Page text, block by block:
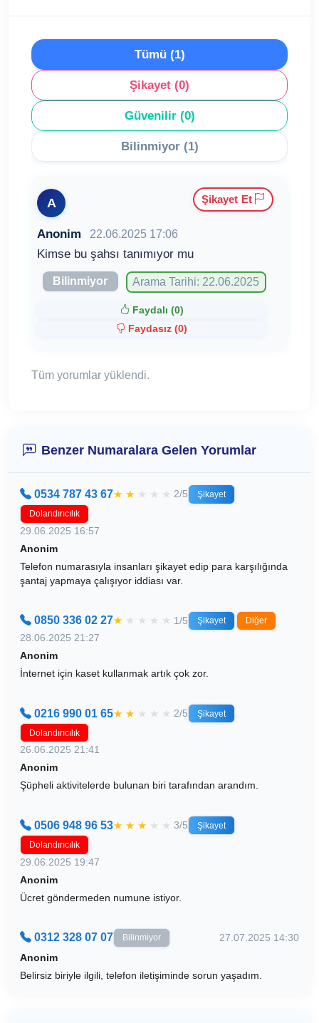
Tümü (1)
Şikayet (0)
Güvenilir (0)
Bilinmiyor (1)
A
Anonim 22.06.2025 17:06
Kimse bu şahsı tanımıyor mu
Bilinmiyor Arama Tarihi: 22.06.2025
Faydalı (0)
Faydasız (0)
Şikayet Et
Tüm yorumlar yüklendi.
Benzer Numaralara Gelen Yorumlar
0534 787 43 67★ ★ ★ ★ ★ 2/5
Şikayet
Dolandırıcılık
29.06.2025 16:57
Anonim
Telefon numarasıyla insanları şikayet edip para karşılığında
şantaj yapmaya çalışıyor iddiası var.
0850 336 02 27★ ★ ★ ★ ★ 1/5 Şikayet Diğer
28.06.2025 21:27
Anonim
İnternet için kaset kullanmak artık çok zor.
0216 990 01 65★ ★ ★ ★ ★ 2/5
Şikayet
Dolandırıcılık
26.06.2025 21:41
Anonim
Şüpheli aktivitelerde bulunan biri tarafından arandım.
0506 948 96 53★ ★ ★ ★ ★ 3/5
Şikayet
Dolandırıcılık
29.06.2025 19:47
Anonim
Ücret göndermeden numune istiyor.
0312 328 07 07 Bilinmiyor
27.07.2025 14:30
Anonim
Belirsiz biriyle ilgili, telefon iletişiminde sorun yaşadım.